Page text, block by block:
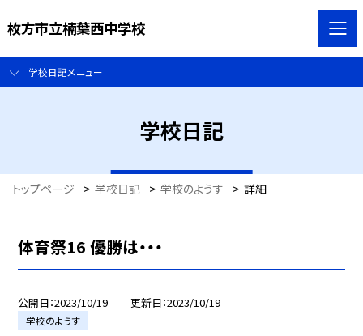
枚方市立楠葉西中学校
学校日記メニュー
学校日記
トップページ > 学校日記 > 学校のようす > 詳細
体育祭16 優勝は・・・
公開日 2023/10/19 更新日 2023/10/19
学校のようす